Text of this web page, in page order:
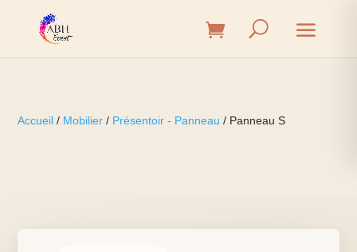
Accueil / Mobilier / Présentoir - Panneau / Panneau S